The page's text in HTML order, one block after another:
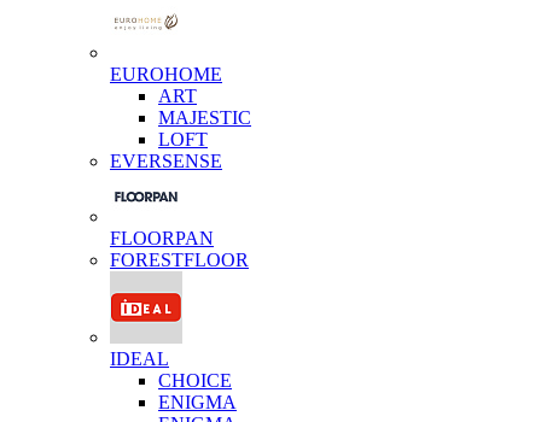
EUROHOME
ART
MAJESTIC
LOFT
EVERSENSE
FLOORPAN
FORESTFLOOR
IDEAL
CHOICE
ENIGMA